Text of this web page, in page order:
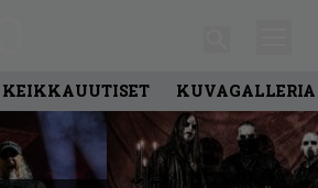
KEIKKAUUTISET KUVAGALLERIA